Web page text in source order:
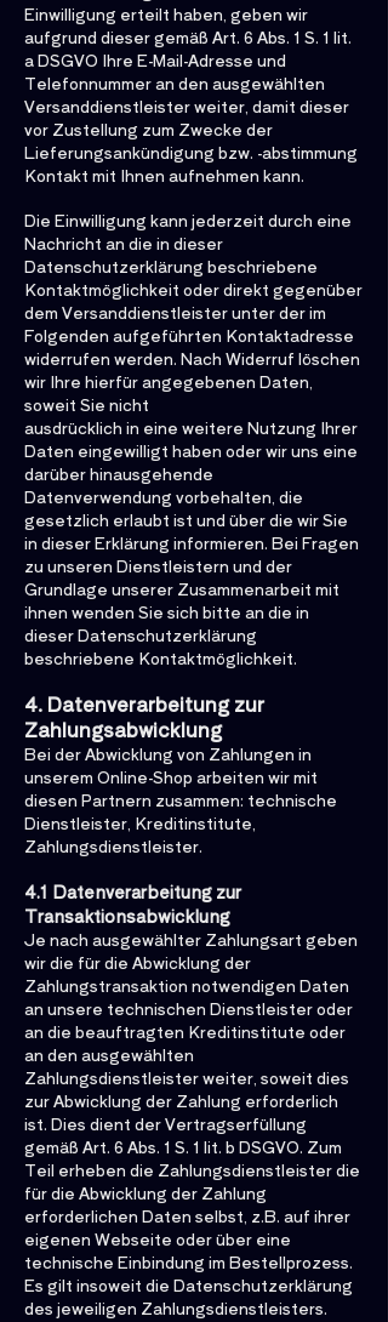
Einwilligung erteilt haben, geben wir
aufgrund dieser gemäß Art. 6 Abs. 1 S. 1 lit.
a DSGVO Ihre E-Mail-Adresse und
Telefonnummer an den ausgewählten
Versanddienstleister weiter, damit dieser
vor Zustellung zum Zwecke der
Lieferungsankündigung bzw. -abstimmung
Kontakt mit Ihnen aufnehmen kann.
Die Einwilligung kann jederzeit durch eine
Nachricht an die in dieser
Datenschutzerklärung beschriebene
Kontaktmöglichkeit oder direkt gegenüber
dem Versanddienstleister unter der im
Folgenden aufgeführten Kontaktadresse
widerrufen werden. Nach Widerruf löschen
wir Ihre hierfür angegebenen Daten,
soweit Sie nicht
ausdrücklich in eine weitere Nutzung Ihrer
Daten eingewilligt haben oder wir uns eine
darüber hinausgehende
Datenverwendung vorbehalten, die
gesetzlich erlaubt ist und über die wir Sie
in dieser Erklärung informieren. Bei Fragen
zu unseren Dienstleistern und der
Grundlage unserer Zusammenarbeit mit
ihnen wenden Sie sich bitte an die in
dieser Datenschutzerklärung
beschriebene Kontaktmöglichkeit.
4. Datenverarbeitung zur
Zahlungsabwicklung
Bei der Abwicklung von Zahlungen in
unserem Online-Shop arbeiten wir mit
diesen Partnern zusammen: technische
Dienstleister, Kreditinstitute,
Zahlungsdienstleister.
4.1 Datenverarbeitung zur
Transaktionsabwicklung
Je nach ausgewählter Zahlungsart geben
wir die für die Abwicklung der
Zahlungstransaktion notwendigen Daten
an unsere technischen Dienstleister oder
an die beauftragten Kreditinstitute oder
an den ausgewählten
Zahlungsdienstleister weiter, soweit dies
zur Abwicklung der Zahlung erforderlich
ist. Dies dient der Vertragserfüllung
gemäß Art. 6 Abs. 1 S. 1 lit. b DSGVO. Zum
Teil erheben die Zahlungsdienstleister die
für die Abwicklung der Zahlung
erforderlichen Daten selbst, z.B. auf ihrer
eigenen Webseite oder über eine
technische Einbindung im Bestellprozess.
Es gilt insoweit die Datenschutzerklärung
des jeweiligen Zahlungsdienstleisters.